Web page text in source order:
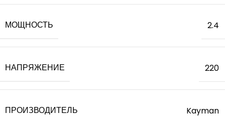
МОЩНОСТЬ 2.4
НАПРЯЖЕНИЕ 220
ПРОИЗВОДИТЕЛЬ Kayman